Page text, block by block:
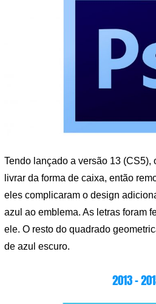
Tendo lançado a versão 13
livrar da forma de caixa, então
eles complicaram o design
azul ao emblema. As letras foram
ele. O resto do quadrado
de azul escuro.
2013 –